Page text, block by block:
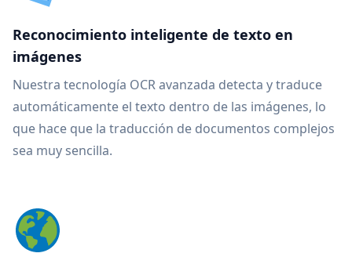
Reconocimiento inteligente de texto en
imágenes
Nuestra tecnología OCR avanzada detecta y traduce
automáticamente el texto dentro de las imágenes, lo
que hace que la traducción de documentos complejos
sea muy sencilla.